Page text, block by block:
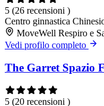
5 (26 recensioni )
Centro ginnastica
MoveWell Respiro e
Vedi profilo completo
The Garret Spazio
5 (20 recensioni )